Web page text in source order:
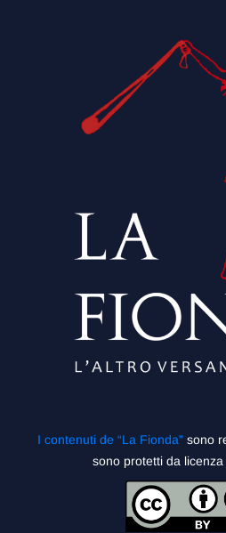
I contenuti de “La Fionda” sono
sono protetti da licenza